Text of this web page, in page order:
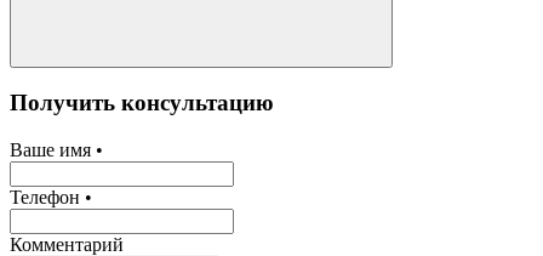
Получить консультацию
Ваше имя •
Телефон •
Комментарий